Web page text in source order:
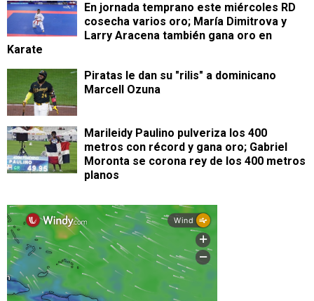
En jornada temprano este miércoles RD
cosecha varios oro; María Dimitrova y
Larry Aracena también gana oro en
Karate
Piratas le dan su "rilis" a dominicano
Marcell Ozuna
Marileidy Paulino pulveriza los 400
metros con récord y gana oro; Gabriel
Moronta se corona rey de los 400 metros
planos